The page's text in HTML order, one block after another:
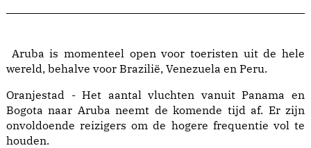
Aruba is momenteel open voor toeristen uit de hele
wereld, behalve voor Brazilië, Venezuela en Peru.
Oranjestad - Het aantal vluchten vanuit Panama en
Bogota naar Aruba neemt de komende tijd af. Er zijn
onvoldoende reizigers om de hogere frequentie vol te
houden.